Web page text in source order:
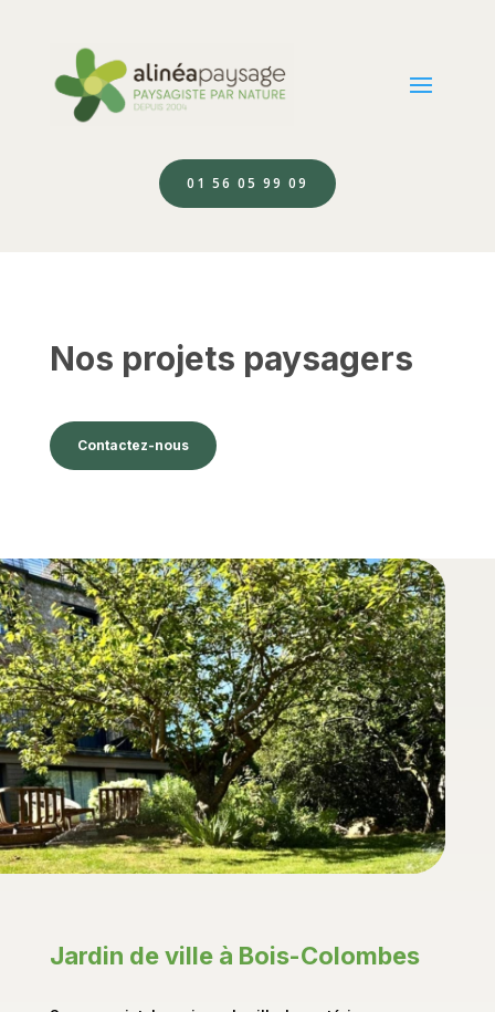
01 56 05 99 09
Nos projets paysagers
Contactez-nous
Jardin de ville à Bois-Colombes